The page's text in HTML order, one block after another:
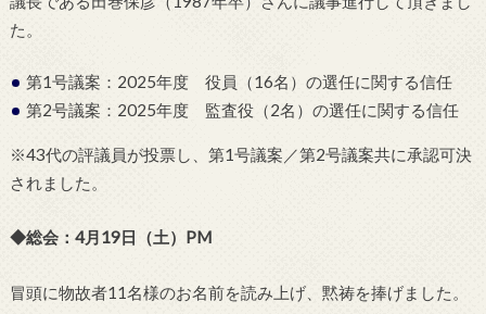
た。
第1号議案：2025年度 役員（16名）の選任に関する信任
第2号議案：2025年度 監査役（2名）の選任に関する信任
※43代の評議員が投票し、第1号議案／第2号議案共に承認可決
されました。
◆総会：4月19日（土）PM
冒頭に物故者11名様のお名前を読み上げ、黙祷を捧げました。